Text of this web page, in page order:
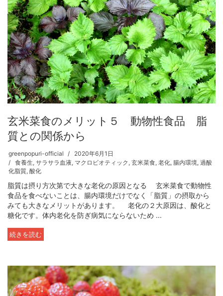
玄米菜食のメリット５ 動物性食品 脂
質との関係から
greenpopuri-official
2020年6月1日
食養生, サラサラ血液, マクロビオティック , 玄米菜食, 老化, 腸内環境, 過酸
化脂質, 酸化
脂質は摂り方次第で大きな老化の原因となる 玄米菜食で動物性
食品を食べないことは、腸内環境だけでなく「脂質」の摂取から
みても大きなメリットがあります。 老化の２大原因は、酸化と
糖化です。体内老化を防ぎ病気にならないため ...
続きを読む